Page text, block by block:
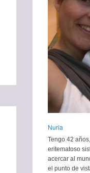
Nuria
Tengo 42
eritematoso
acercar al
el punto de